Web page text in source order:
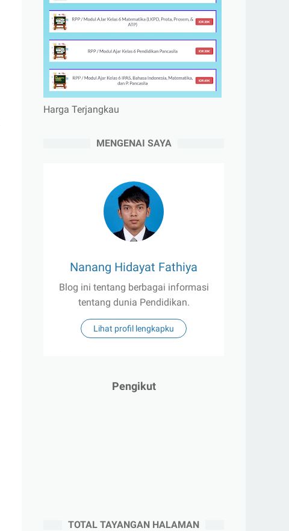
Harga Terjangkau
MENGENAI SAYA
Nanang Hidayat Fathiya
Blog ini tentang berbagai informasi
tentang dunia Pendidikan.
Lihat profil lengkapku
Pengikut
TOTAL TAYANGAN HALAMAN